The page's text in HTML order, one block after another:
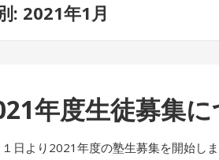
: 2021年1月
年度生徒募集
１日より2021年度の塾生募集を開始しま